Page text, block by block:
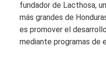
fundador de Lacthosa,
más grandes de
es promover el
mediante programas de